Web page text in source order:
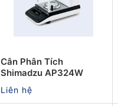
Cân Phân Tích
Shimadzu AP324W
Liên hệ